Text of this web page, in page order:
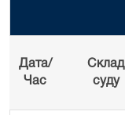
Дата/
Час
Склад
суду